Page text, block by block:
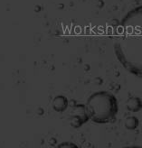
Workshops